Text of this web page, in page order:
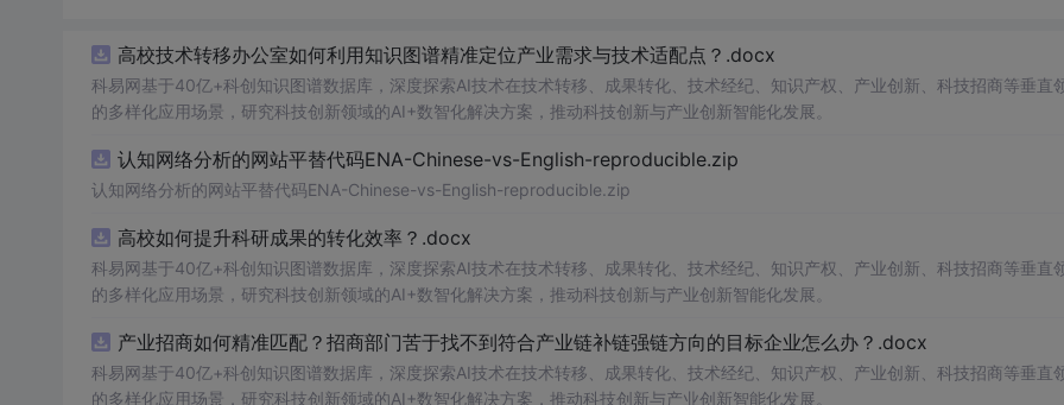
高校技术转移办公室如何利用知识图谱精准定位产业需求与技术适配点？.docx
科易网基于40亿+科创知识图谱数据库，深度探索AI技术在技术转移、成果转化、技术经纪、知识产权、产业创新、科技招商等垂直
的多样化应用场景，研究科技创新领域的AI+数智化解决方案，推动科技创新与产业创新智能化发展。
认知网络分析的网站平替代码ENA-Chinese-vs-English-reproducible.zip
认知网络分析的网站平替代码ENA-Chinese-vs-English-reproducible.zip
高校如何提升科研成果的转化效率？.docx
科易网基于40亿+科创知识图谱数据库，深度探索AI技术在技术转移、成果转化、技术经纪、知识产权、产业创新、科技招商等垂直
的多样化应用场景，研究科技创新领域的AI+数智化解决方案，推动科技创新与产业创新智能化发展。
产业招商如何精准匹配？招商部门苦于找不到符合产业链补链强链方向的目标企业怎么办？.docx
科易网基于40亿+科创知识图谱数据库，深度探索AI技术在技术转移、成果转化、技术经纪、知识产权、产业创新、科技招商等垂直
的多样化应用场景，研究科技创新领域的AI+数智化解决方案，推动科技创新与产业创新智能化发展。